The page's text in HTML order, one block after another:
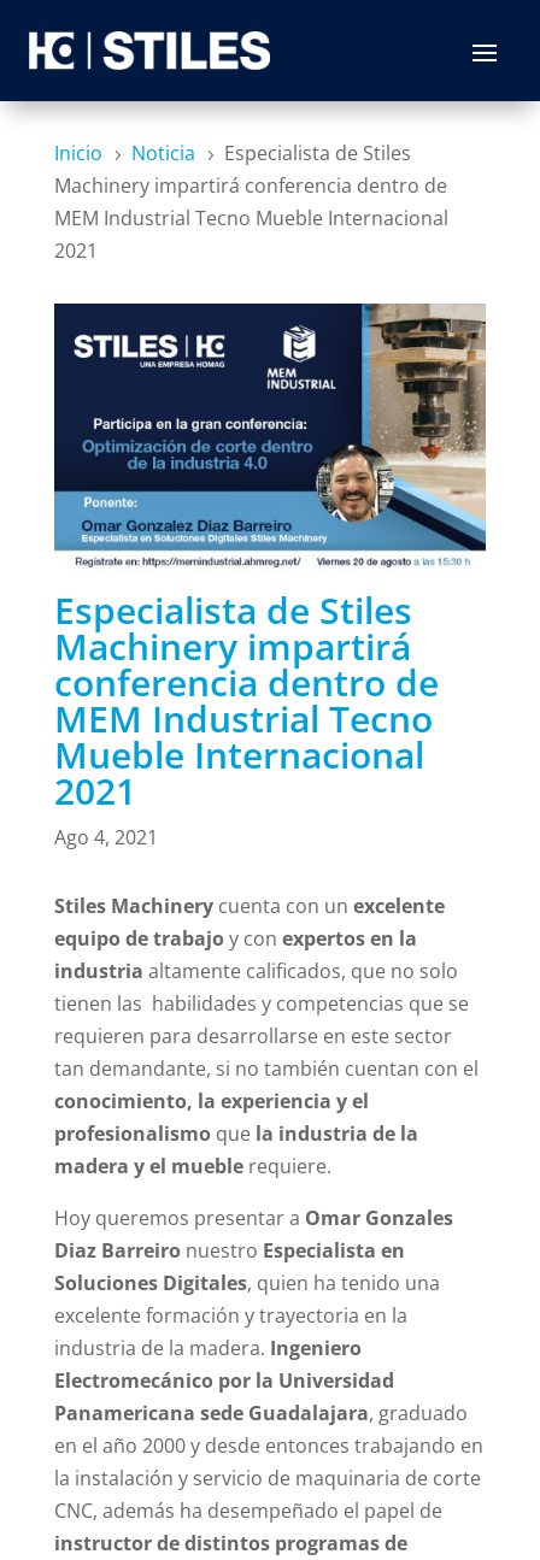
Inicio 5 Noticia 5
Especialista de Stiles
Machinery impartirá conferencia dentro de
MEM Industrial Tecno Mueble Internacional
2021
Especialista de Stiles
Machinery impartirá
conferencia dentro de
MEM Industrial Tecno
Mueble Internacional
2021
Ago 4, 2021
Stiles Machinerycuenta con un excelente
equipo de trabajoy con expertos en la
industria altamente calificados, que no solo
tienen las habilidades y competencias que se
requieren para desarrollarse en este sector
tan demandante, si no también cuentan con el
conocimiento, la experiencia y el
profesionalismoque la industria de la
madera y el mueblerequiere.
Hoy queremos presentar a Omar Gonzales
Diaz Barreironuestro Especialista en
Soluciones Digitales, quien ha tenido una
excelente formación y trayectoria en la
industria de la madera. Ingeniero
Electromecánico por la Universidad
Panamericana sede Guadalajara, graduado
en el año 2000 y desde entonces trabajando en
la instalación y servicio de maquinaria de corte
CNC, además ha desempeñado el papel de
instructor de distintos programas de